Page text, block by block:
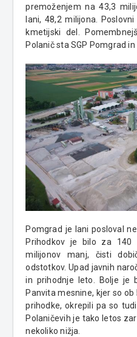
premoženjem na 43,3
lani, 48,2 milijona.
kmetijski del.
Polanič sta SGP Pomgrad
Pomgrad je lani posloval
Prihodkov je bilo za 140
milijonov manj, čisti
odstotkov. Upad javnih
in prihodnje leto. Bolje je
Panvita mesnine, kjer so
prihodke, okrepili pa so
Polaničevih je tako letos
nekoliko nižja.